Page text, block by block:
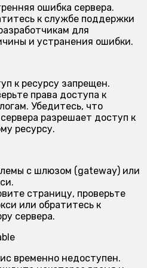
ошибка сервера.
к службе поддержки
для
и устранения ошибки.
к ресурсу запрещен.
права доступа к
Убедитесь, что
разрешает доступ к
ресурсу.
с шлюзом (gateway) или
страницу, проверьте
или обратитесь к
сервера.
временно недоступен.